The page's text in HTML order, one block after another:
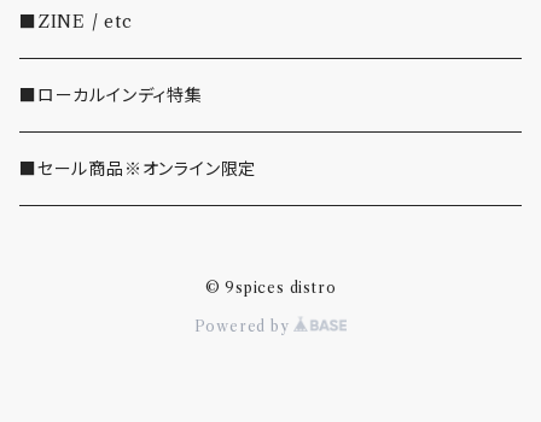
・SHOEGAZE/DREAMPOP/POST ROCK
・OTHER(LOUD/JUNK/RAP/ etc...)
■ZINE / etc
■ローカルインディ特集
■セール商品※オンライン限定
© 9spices distro
Powered by